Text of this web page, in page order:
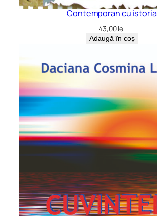
Contemporan cu istoria
43,00lei
Adaugă în coș